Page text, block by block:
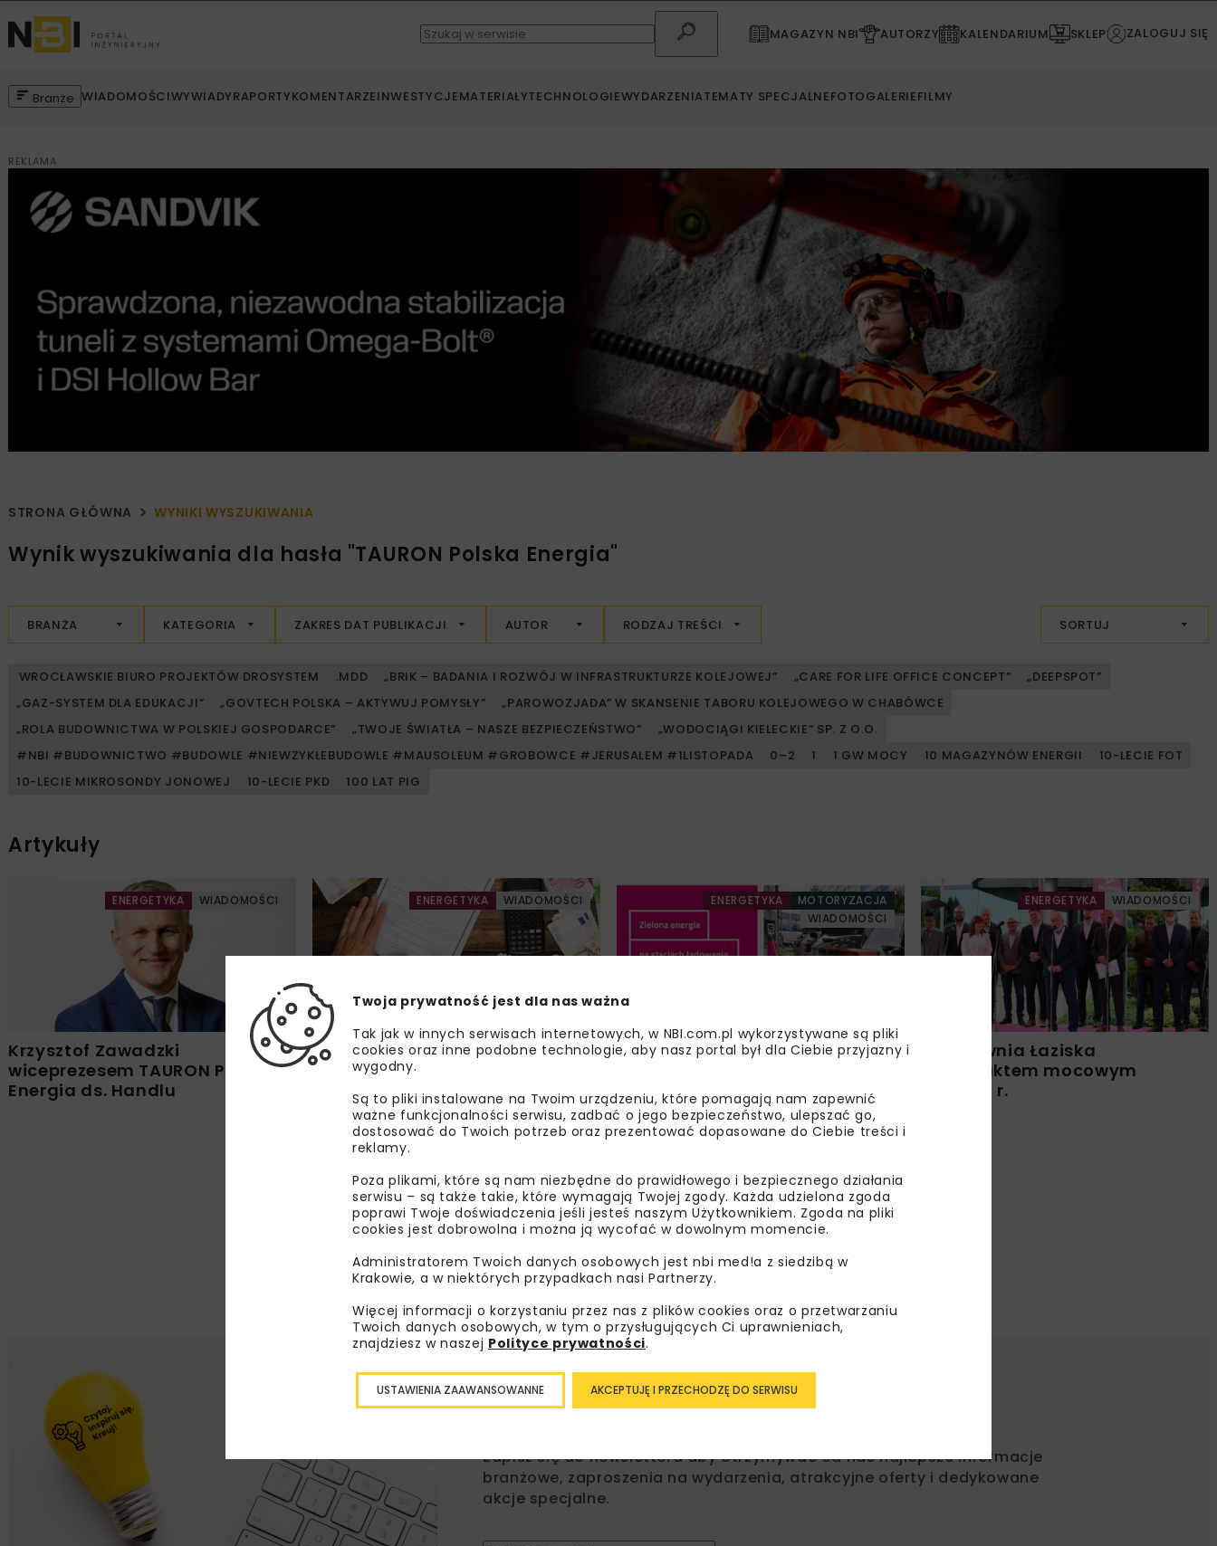
MAGAZYN NBI AUTORZY KALENDARIUM SKLEP ZALOGUJ SIĘ
Branże WIADOMOŚCIWYWIADYRAPORTYKOMENTARZEINWESTYCJEMATERIAŁYTECHNOLOGIEWYDARZENIATEMATY SPECJALNEFOTOGALERIEFILMY
REKLAMA
STRONA GŁÓWNA WYNIKI WYSZUKIWANIA
Wynik wyszukiwania dla hasła "TAURON Polska Energia"
BRANŻA KATEGORIA ZAKRES DAT PUBLIKACJI AUTOR RODZAJ TREŚCI SORTUJ
WROCŁAWSKIE BIURO PROJEKTÓW DROSYSTEM .MDD „BRIK – BADANIA I ROZWÓJ W INFRASTRUKTURZE KOLEJOWEJ” „CARE FOR LIFE OFFICE CONCEPT”
„DEEPSPOT”
„GAZ-SYSTEM DLA EDUKACJI”
„GOVTECH POLSKA – AKTYWUJ POMYSŁY”
„PAROWOZJADA” W SKANSENIE TABORU KOLEJOWEGO W CHABÓWCE
„ROLA BUDOWNICTWA W POLSKIEJ GOSPODARCE”
„TWOJE ŚWIATŁA – NASZE BEZPIECZEŃSTWO”
„WODOCIĄGI KIELECKIE” SP. Z O.O.
#NBI #BUDOWNICTWO #BUDOWLE #NIEWZYKŁEBUDOWLE #MAUSOLEUM #GROBOWCE #JERUSALEM #1LISTOPADA
0–2 1 1 GW MOCY 10 MAGAZYNÓW ENERGII
10-LECIE FOT
10-LECIE MIKROSONDY JONOWEJ
10-LECIE PKD 100 LAT PIG
Artykuły
ENERGETYKA WIADOMOŚCI
Krzysztof Zawadzki
wiceprezesem TAURON Polska
Energia ds. Handlu
ENERGETYKA WIADOMOŚCI
TAURON wydłużył okres
programu emisji obligacji
ENERGETYKA
MOTORYZACJA
WIADOMOŚCI
Zielona energia eTAURON
w 2026 r.
ENERGETYKA WIADOMOŚCI
Elektrownia Łaziska
z kontraktem mocowym
na 2026 r.
Lubisz wiedzieć więcej?
Zapisz się do newslettera aby otrzymywać od nas najlepsze informacje
branżowe, zaproszenia na wydarzenia, atrakcyjne oferty i dedykowane
akcje specjalne.
Twoja prywatność jest dla nas ważna
Tak jak w innych serwisach internetowych, w NBI.com.pl wykorzystywane są pliki
cookies oraz inne podobne technologie, aby nasz portal był dla Ciebie przyjazny i
wygodny.
Są to pliki instalowane na Twoim urządzeniu, które pomagają nam zapewnić
ważne funkcjonalności serwisu, zadbać o jego bezpieczeństwo, ulepszać go,
dostosować do Twoich potrzeb oraz prezentować dopasowane do Ciebie treści i
reklamy.
Poza plikami, które są nam niezbędne do prawidłowego i bezpiecznego działania
serwisu – są także takie, które wymagają Twojej zgody. Każda udzielona zgoda
poprawi Twoje doświadczenia jeśli jesteś naszym Użytkownikiem. Zgoda na pliki
cookies jest dobrowolna i można ją wycofać w dowolnym momencie.
Administratorem Twoich danych osobowych jest nbi med!a z siedzibą w
Krakowie, a w niektórych przypadkach nasi Partnerzy.
Więcej informacji o korzystaniu przez nas z plików cookies oraz o przetwarzaniu
Twoich danych osobowych, w tym o przysługujących Ci uprawnieniach,
znajdziesz w naszej Polityce prywatności.
AKCEPTUJĘ I PRZECHODZĘ DO SERWISU
USTAWIENIA ZAAWANSOWANNE